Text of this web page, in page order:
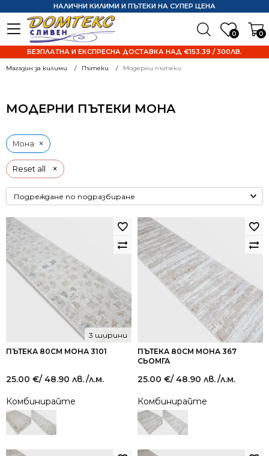
0 0
НАЛИЧНИ КИЛИМИ И ПЪТЕКИ НА СУПЕР ЦЕНА
БЕЗПЛАТНА И ЕКСПРЕСНА ДОСТАВКА НАД €153.39 / 300ЛВ.
Магазин за килими Пътеки Модерни пътеки
МОДЕРНИ ПЪТЕКИ МОНА
Reset all ×
Мона ×
ПЪТЕКА 80СМ МОНА 3101
3 ширини
25.00 €/ 48.90 лв./л.м.
Комбинирайте
ПЪТЕКА 80СМ МОНА 367
СЬОМГА
25.00 €/ 48.90 лв./л.м.
Комбинирайте